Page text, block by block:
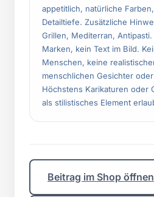
appetitlich, natürliche
Detailtiefe. Zusätzliche
Grillen, Mediterran,
Marken, kein Text im Bild.
Menschen, keine
menschlichen Gesichter
Höchstens Karikaturen oder
als stilistisches Element
Beitrag im Shop öffnen